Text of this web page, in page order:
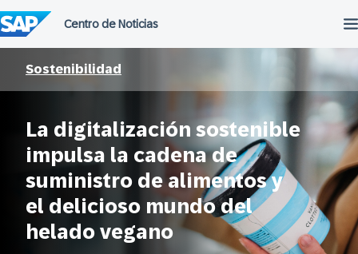
al
contenido
Sostenibilidad
La digitalización sostenible
impulsa la cadena de
suministro de alimentos y
el delicioso mundo del
helado vegano